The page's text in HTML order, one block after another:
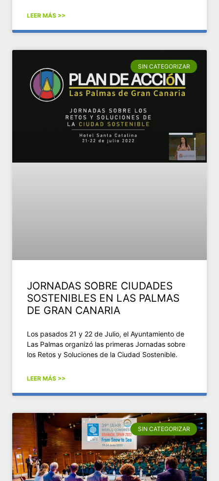
LEER MÁS >>
SIN CATEGORIZAR
JORNADAS SOBRE CIUDADES
SOSTENIBLES EN LAS PALMAS
DE GRAN CANARIA
Los pasados 21 y 22 de Julio, el Ayuntamiento de
Las Palmas organizó las primeras Jornadas sobre
los Retos y Soluciones de la Ciudad Sostenible.
LEER MÁS >>
SIN CATEGORIZAR